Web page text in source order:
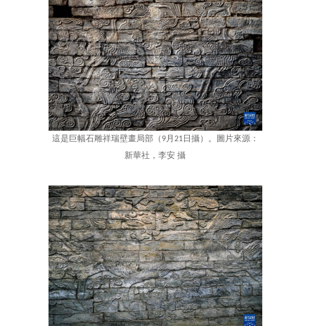
這是巨幅石雕祥瑞壁畫局部（9月21日攝）。圖片來源：
新華社，李安 攝